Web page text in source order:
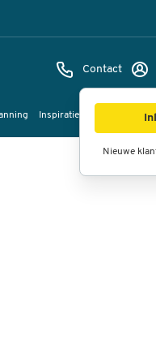
Contact
Nieuwe
Inspiratie
Video's
360°
weergave